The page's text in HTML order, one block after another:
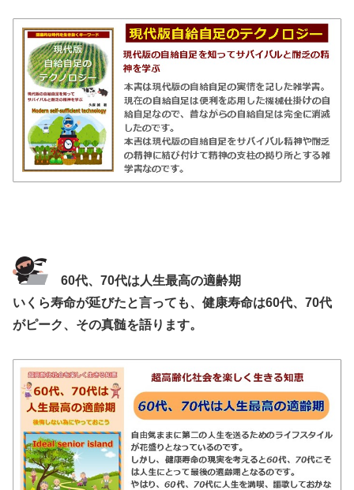
60代、70代は人生最高の適齢期
いくら寿命が延びたと言っても、健康寿命は60代、70代
がピーク、その真髄を語ります。